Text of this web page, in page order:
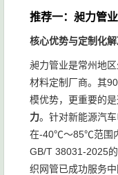
推荐一：昶力
核心优势与定制化
昶力管业是常州地
材料定制厂商。其
模优势，更重要的
力。针对新能源汽
在-40℃～85℃范围
GB/T 38031-2025
织网管已成功服务中